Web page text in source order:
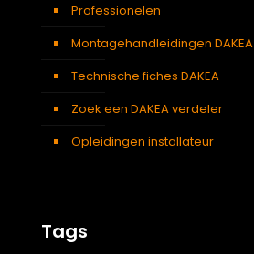
Professionelen
Montagehandleidingen DAKEA
Technische fiches DAKEA
Zoek een DAKEA verdeler
Opleidingen installateur
Tags